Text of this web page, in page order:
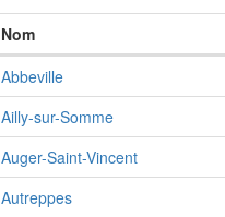
Nom
Abbeville
Ailly-sur-Somme
Auger-Saint-Vincent
Autreppes